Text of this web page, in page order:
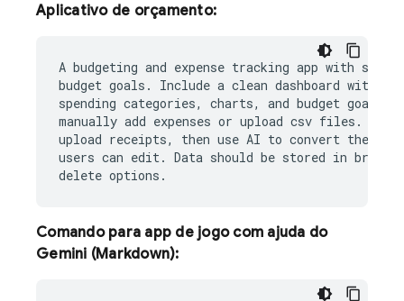
Aplicativo de orçamento:
A budgeting and expense tracking app with
budget goals. Include a clean dashboard with
spending categories, charts, and budget goals.
manually add expenses or upload csv files.
upload receipts, then use AI to convert the
users can edit. Data should be stored in
Comando para app de jogo com ajuda do
Gemini (Markdown):